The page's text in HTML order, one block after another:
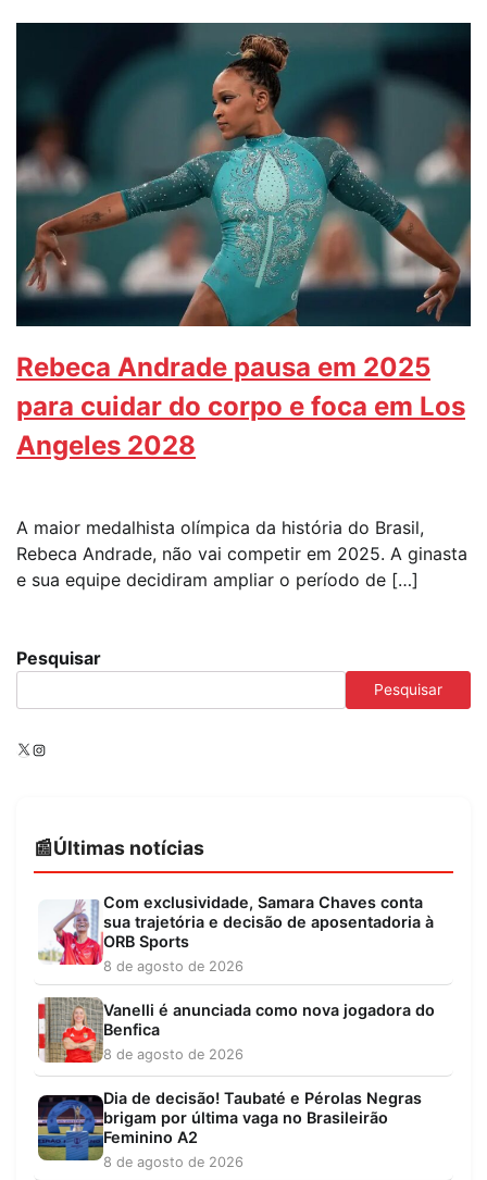
Rebeca Andrade pausa em 2025
para cuidar do corpo e foca em Los
Angeles 2028
A maior medalhista olímpica da história do Brasil,
Rebeca Andrade, não vai competir em 2025. A ginasta
e sua equipe decidiram ampliar o período de […]
Pesquisar
Pesquisar
X Instagram
Últimas notícias
Com exclusividade, Samara Chaves conta
sua trajetória e decisão de aposentadoria à
ORB Sports
8 de agosto de 2026
Vanelli é anunciada como nova jogadora do
Benfica
8 de agosto de 2026
Dia de decisão! Taubaté e Pérolas Negras
brigam por última vaga no Brasileirão
Feminino A2
8 de agosto de 2026